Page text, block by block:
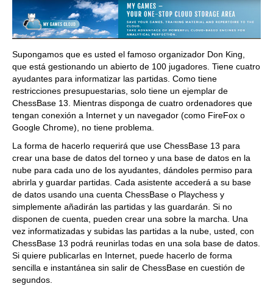
Supongamos que es usted el famoso organizador Don King,
que está gestionando un abierto de 100 jugadores. Tiene cuatro
ayudantes para informatizar las partidas. Como tiene
restricciones presupuestarias, solo tiene un ejemplar de
ChessBase 13. Mientras disponga de cuatro ordenadores que
tengan conexión a Internet y un navegador (como FireFox o
Google Chrome), no tiene problema.
La forma de hacerlo requerirá que use ChessBase 13 para
crear una base de datos del torneo y una base de datos en la
nube para cada uno de los ayudantes, dándoles permiso para
abrirla y guardar partidas. Cada asistente accederá a su base
de datos usando una cuenta ChessBase o Playchess y
simplemente añadirán las partidas y las guardarán. Si no
disponen de cuenta, pueden crear una sobre la marcha. Una
vez informatizadas y subidas las partidas a la nube, usted, con
ChessBase 13 podrá reunirlas todas en una sola base de datos.
Si quiere publicarlas en Internet, puede hacerlo de forma
sencilla e instantánea sin salir de ChessBase en cuestión de
segundos.